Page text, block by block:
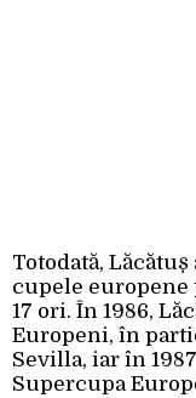
Totodată,
cupele europene
17 ori. În 1986,
Europeni, în
Sevilla, iar în
Supercupa